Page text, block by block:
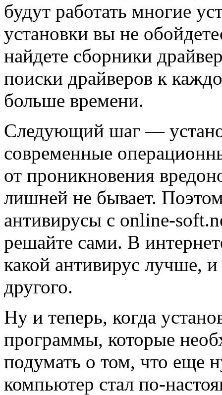
будут работать многие
установки вы не
найдете сборники
поиски драйверов к
больше времени.
Следующий шаг —
современные
от проникновения
лишней не бывает.
антивирусы с online-
решайте сами. В
какой антивирус лучше,
другого.
Ну и теперь, когда
программы, которые
подумать о том, что еще
компьютер стал по-